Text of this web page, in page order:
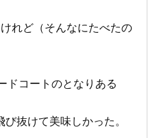
れど（そんなにたべたの
ドコートのとなりある
び抜けて美味しかった。